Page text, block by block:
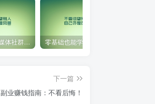
高效运营自媒体社群，让内容更有价值！
下一篇
副业赚钱指南：不看后悔！